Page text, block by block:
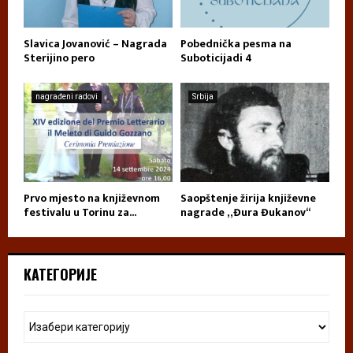
Slavica Jovanović – Nagrada
Sterijino pero
Pobednička pesma na
Suboticijadi 4
nagrađeni radovi
Prvo mjesto na književnom
festivalu u Torinu za...
Srbija
Saopštenje žirija književne
nagrade „Đura Đukanov“
КАТЕГОРИЈЕ